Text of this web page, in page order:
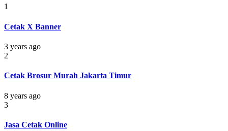
1
Cetak X Banner
3 years ago
2
Cetak Brosur Murah Jakarta Timur
8 years ago
3
Jasa Cetak Online